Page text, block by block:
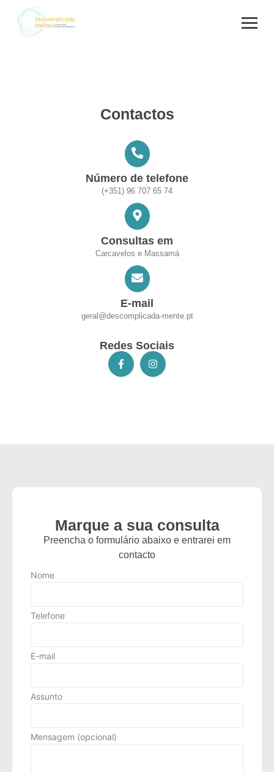
Contactos
Número de telefone
(+351) 96 707 65 74
Consultas em
Carcavelos e Massamá
E-mail
geral@descomplicada-mente.pt
Redes Sociais
Marque a sua consulta
Preencha o formulário abaixo e entrarei em
contacto
Nome
Telefone
E-mail
Assunto
Mensagem (opcional)